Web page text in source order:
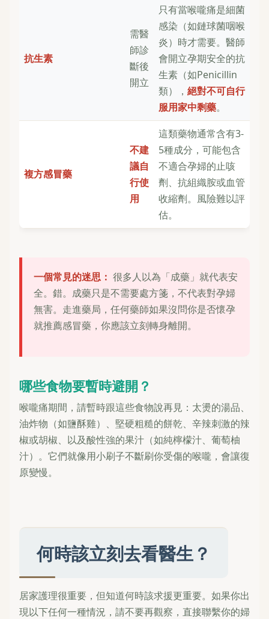
抗生素
需醫
師診
斷後
開立
只有當喉嚨痛是細菌
感染（如鏈球菌咽喉
炎）時才需要。醫師
會開立孕期安全的抗
生素（如Penicillin
類）， 絕對不可自行
服用家中剩藥。
複方感冒藥
不建
議自
行使
用
這類藥物通常含有3-
5種成分，可能包含
不適合孕婦的止咳
劑、抗組織胺或血管
收縮劑。風險難以評
估。
一個常見的迷思： 很多人以為「成藥」就代表安
全。錯。成藥只是不需要處方箋，不代表對孕婦
無害。走進藥局，任何藥師如果沒問你是否懷孕
就推薦感冒藥，你應該立刻轉身離開。
哪些食物要暫時避開？
喉嚨痛期間，請暫時跟這些食物說再見：太燙的湯品、
油炸物（如鹽酥雞）、堅硬粗糙的餅乾、辛辣刺激的辣
椒或胡椒、以及酸性強的果汁（如純檸檬汁、葡萄柚
汁）。它們就像用小刷子不斷刷你受傷的喉嚨，會讓復
原變慢。
何時該立刻去看醫生？
居家護理很重要，但知道何時該求援更重要。如果你出
現以下任何一種情況，請不要再觀察，直接聯繫你的婦